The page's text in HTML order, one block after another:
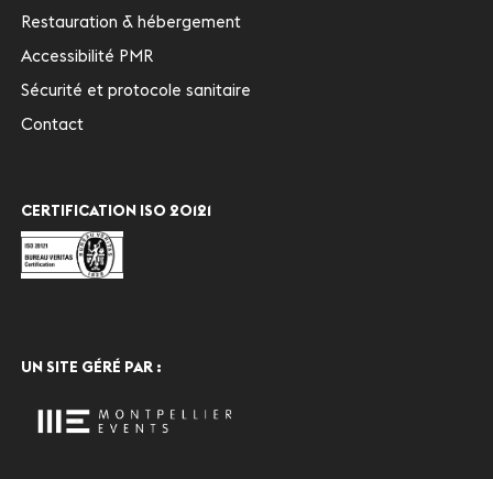
Restauration & hébergement
Accessibilité PMR
Sécurité et protocole sanitaire
Contact
CERTIFICATION ISO 20121
UN SITE GÉRÉ PAR :